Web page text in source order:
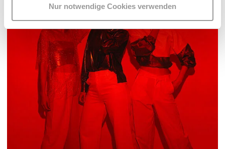
Nur notwendige Cookies verwenden